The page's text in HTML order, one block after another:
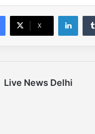
X
Live News Delhi